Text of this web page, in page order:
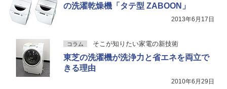
の洗濯乾燥機「タテ型 ZABOON」
2013年6月17日
コラム そこが知りたい家電の新技術
東芝の洗濯機が洗浄力と省エネを両立で
きる理由
2010年6月29日